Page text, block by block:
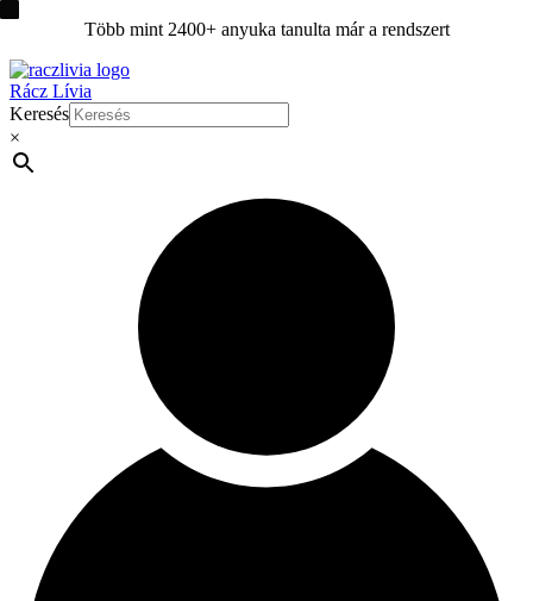
tartalomra
Több mint 2400+ anyuka tanulta már a rendszert
Rácz Lívia
Keresés
×